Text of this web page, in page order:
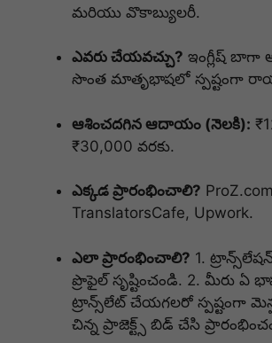
మరియు వొకాబ్యులరీ.
ఎవరు చేయవచ్చు? ఇంగ్లీష్ బాగా
సొంత మాతృభాషలో స్పష్టంగా
ఆశించదగిన ఆదాయం (నెలకి):
₹30,000 వరకు.
ఎక్కడ ప్రారంభించాలి?
TranslatorsCafe, Upwork.
ఎలా ప్రారంభించాలి? 1.
ప్రొఫైల్ సృష్టించండి. 2. మీరు ఏ
ట్రాన్స్‌లేట్ చేయగలరో స్పష్టంగా
చిన్న ప్రాజెక్ట్స్ బిడ్ చేసి